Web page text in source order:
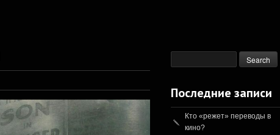
Последние записи
Кто «режет» переводы в
кино?